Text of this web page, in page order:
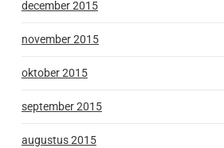
december 2015
november 2015
oktober 2015
september 2015
augustus 2015